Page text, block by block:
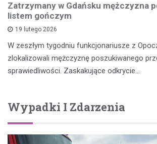
Zatrzymany w Gdańsku mężczyzna
listem gończym
19 lutego 2026
W zeszłym tygodniu funkcjonariusze z
zlokalizowali mężczyznę poszukiwanego
sprawiedliwości. Zaskakujące odkrycie…
Wypadki I Zdarzenia